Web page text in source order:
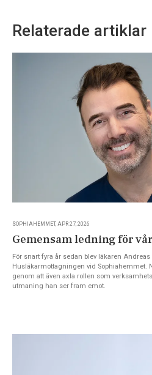
Relaterade artiklar
SOPHIAHEMMET, APR 27, 2026
Gemensam ledning för
För snart fyra år sedan blev läkaren
Husläkarmottagningen vid Sophiahemmet.
genom att även axla rollen som
utmaning han ser fram emot.